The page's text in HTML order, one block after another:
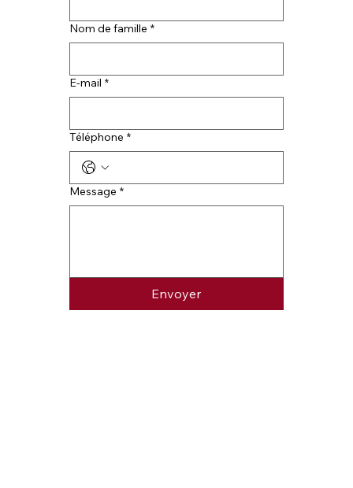
Nom de famille *
E‑mail *
Téléphone *
Message *
Envoyer